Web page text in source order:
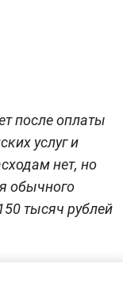
после оплаты
услуг и
нет, но
обычного
тысяч рублей